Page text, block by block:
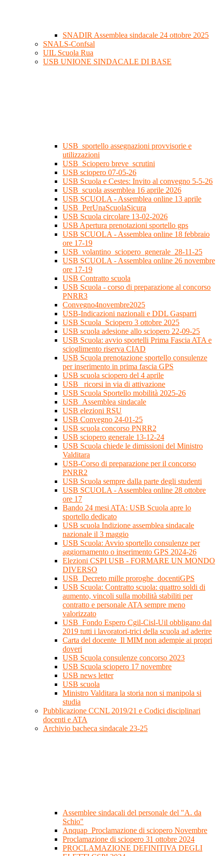
SNADIR Assemblea sindacale 24 ottobre 2025
SNALS-Confsal
UIL Scuola Rua
USB UNIONE SINDACALE DI BASE
USB_sportello assegnazioni provvisorie e
utilizzazioni
USB_Sciopero breve_scrutini
USB sciopero 07-05-26
USB Scuola e Cestes: Invito al convegno 5-5-26
USB_scuola assemblea 16 aprile 2026
USB SCUOLA - Assemblea online 13 aprile
USB_PerUnaScuolaSicura
USB Scuola circolare 13-02-2026
USB Apertura prenotazioni sportello gps
USB SCUOLA - Assemblea online 18 febbraio
ore 17-19
USB_volantino_sciopero_generale_28-11-25
USB SCUOLA - Assemblea online 26 novembre
ore 17-19
USB Contratto scuola
USB Scuola - corso di preparazione al concorso
PNRR3
Convegno4novembre2025
USB-Indicazioni nazionali e DDL Gasparri
USB Scuola_Sciopero 3 ottobre 2025
USB scuola adesione allo sciopero 22-09-25
USB Scuola: avvio sportelli Prima Fascia ATA e
scioglimento riserva CIAD
USB Scuola prenotazione sportello consulenze
per inserimento in prima fascia GPS
USB scuola sciopero del 4 aprile
USB_ ricorsi in via di attivazione
USB Scuola Sportello mobilità 2025-26
USB_Assemblea sindacale
USB elezioni RSU
USB Convegno 24-01-25
USB scuola concorso PNRR2
USB sciopero generale 13-12-24
USB Scuola chiede le dimissioni del Ministro
Valditara
USB-Corso di preparazione per il concorso
PNRR2
USB Scuola sempre dalla parte degli studenti
USB SCUOLA - Assemblea online 28 ottobre
ore 17
Bando 24 mesi ATA: USB Scuola apre lo
sportello dedicato
USB scuola Indizione assemblea sindacale
nazionale il 3 maggio
USB Scuola: Avvio sportello consulenze per
aggiornamento o inserimento GPS 2024-26
Elezioni CSPI USB - FORMARE UN MONDO
DIVERSO
USB_Decreto mille proroghe_docentiGPS
USB Scuola: Contratto scuola: quattro soldi di
aumento, vincoli sulla mobilità stabiliti per
contratto e personale ATA sempre meno
valorizzato
USB_Fondo Espero Cgil-Cisl-Uil obbligano dal
2019 tutti i lavoratori-trici della scuola ad aderire
Carta del docente_Il MIM non adempie ai propri
doveri
USB Scuola consulenze concorso 2023
USB Scuola sciopero 17 novembre
USB news letter
USB scuola
Ministro Valditara la storia non si manipola si
studia
Pubblicazione CCNL 2019/21 e Codici disciplinari
docenti e ATA
Archivio bacheca sindacale 23-25
Assemblee sindacali del personale del "A. da
Schio"
Anquap_Proclamazione di sciopero Novembre
Proclamazione di sciopero 31 ottobre 2024
PROCLAMAZIONE DEFINITIVA DEGLI